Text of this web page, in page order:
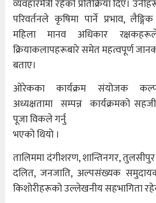
व्यवहारमैत्री रहेको प्रतिक्रिया दिए।
परिवर्तनले कृषिमा पार्ने प्रभाव,
महिला मानव अधिकार
क्रियाकलापहरूबारे समेत महत्वपूर्ण
बताए।
ओरेकका कार्यक्रम संयोजक
अध्यक्षतामा सम्पन्न कार्यक्रमको
पूजा विकले गर्नु
भएको थियाे ।
तालिममा दंगीशरण, शान्तिनगर, तुलसीपुर
दलित, जनजाति, अल्पसंख्यक
किशोरीहरूको उल्लेखनीय सहभागिता